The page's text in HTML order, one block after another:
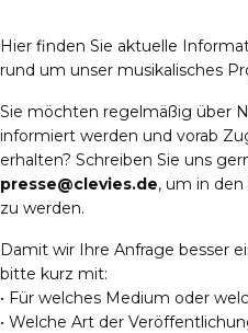
Hier finden Sie aktuelle
rund um unser musikalisches
Sie möchten regelmäßig über
informiert werden und vorab
erhalten? Schreiben Sie uns
presse@clevies.de, um in
zu werden.
Damit wir Ihre Anfrage besser
bitte kurz mit:
• Für welches Medium oder
• Welche Art der